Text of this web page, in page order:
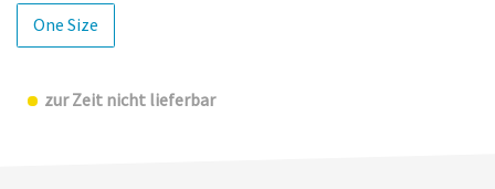
One Size
zur Zeit nicht lieferbar